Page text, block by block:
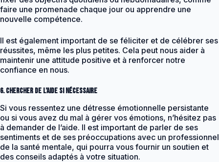
faire une promenade chaque jour ou apprendre une
nouvelle compétence.
Il est également important de se féliciter et de célébrer ses
réussites, même les plus petites. Cela peut nous aider à
maintenir une attitude positive et à renforcer notre
confiance en nous.
6. Chercher de l’aide si nécessaire
Si vous ressentez une détresse émotionnelle persistante
ou si vous avez du mal à gérer vos émotions, n’hésitez pas
à demander de l’aide. Il est important de parler de ses
sentiments et de ses préoccupations avec un professionnel
de la santé mentale, qui pourra vous fournir un soutien et
des conseils adaptés à votre situation.